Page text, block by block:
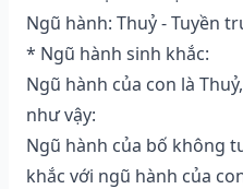
Ngũ hành: Thuỷ - Tuyền
* Ngũ hành sinh khắc:
Ngũ hành của con là
như vậy:
Ngũ hành của bố không
khắc với ngũ hành của